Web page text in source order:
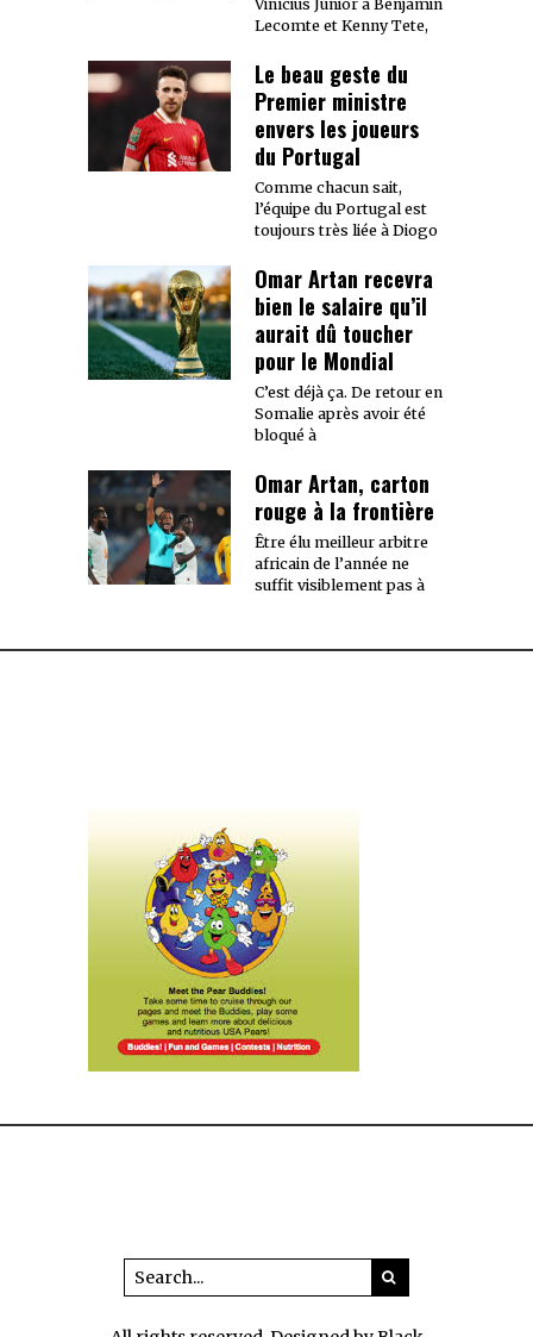
Vinícius Júnior à Benjamin
Lecomte et Kenny Tete,
Le beau geste du
Premier ministre
envers les joueurs
du Portugal
Comme chacun sait,
l’équipe du Portugal est
toujours très liée à Diogo
Omar Artan recevra
bien le salaire qu’il
aurait dû toucher
pour le Mondial
C’est déjà ça. De retour en
Somalie après avoir été
bloqué à
Omar Artan, carton
rouge à la frontière
Être élu meilleur arbitre
africain de l’année ne
suffit visiblement pas à